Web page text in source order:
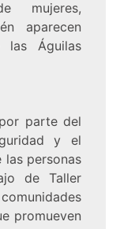
mujeres,
aparecen
las Águilas
parte del
y el
personas
de Taller
promueven